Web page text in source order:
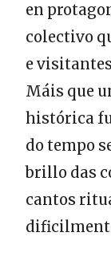
en
colectivo
e
Máis que
histórica
do tempo
brillo das
cantos